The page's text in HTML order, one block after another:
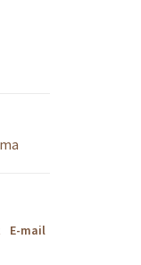
E-mail